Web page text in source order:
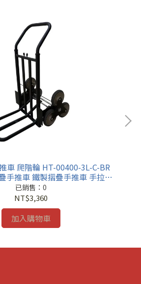
車 爬階輪 HT-00400-3L-C-BR
手推車 鐵製摺疊手推車 手拉車
手推車
已銷售：0
NT$3,360
加入購物車